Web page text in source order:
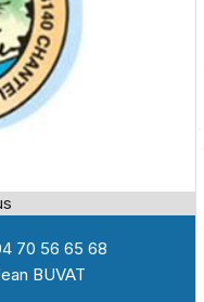
70 56 65 68
BUVAT